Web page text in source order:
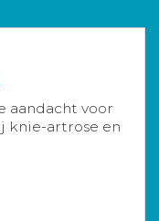
aandacht voor
knie-artrose en